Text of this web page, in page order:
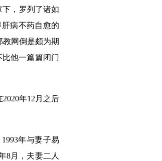
下，罗列了诸如
病不药自愈的
网倒是颇为期
比他一篇篇闭门
年12月之后
年与妻子易
8月，夫妻二人